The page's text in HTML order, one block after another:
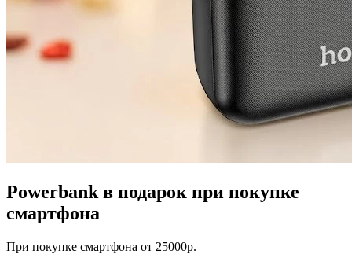
Powerbank в подарок при покупке
смартфона
При покупке смартфона от 25000р.